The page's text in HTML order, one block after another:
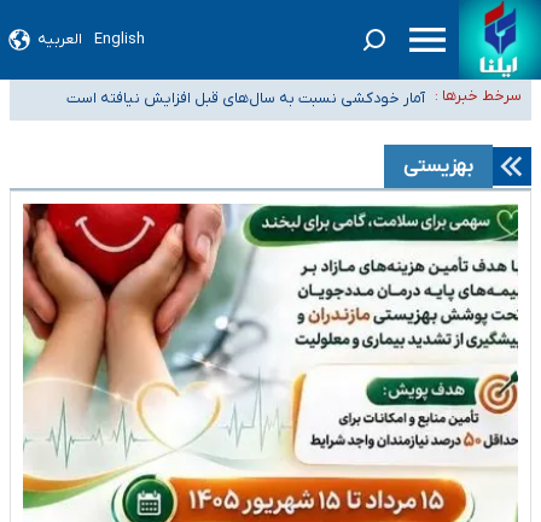
English العربیه
سرخط خبرها :
سیدحسن خمینی عزادار شد
آمار خودکشی نسبت به سال‌های قبل افزایش نیافته است
دستگیری عامل اصلی حادثه فوت حمیدرضا رجب‌زاده
نباید تفسیرهای سلیقه‌ای از مواضع رسمی کشور ارائه شود
«زیرمیزی» برای داوطلبان پزشکی سراب است/ دریافت‌های غیرمتعارف در شأن
پزشکی و کشورمان نیست/ نظام سلامت جلوی این رویه را بگیرد
بهزیستی